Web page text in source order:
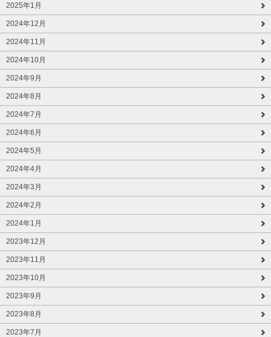
2025年1月
2024年12月
2024年11月
2024年10月
2024年9月
2024年8月
2024年7月
2024年6月
2024年5月
2024年4月
2024年3月
2024年2月
2024年1月
2023年12月
2023年11月
2023年10月
2023年9月
2023年8月
2023年7月